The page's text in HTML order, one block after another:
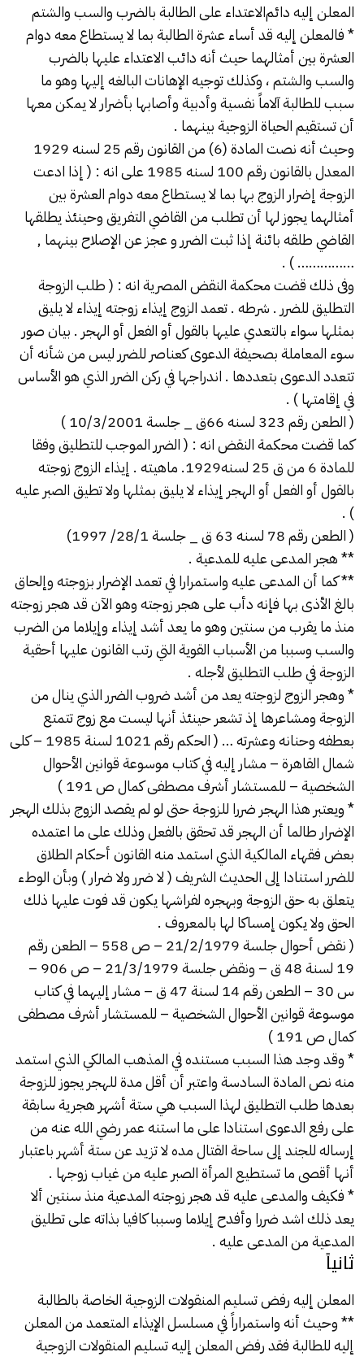
المعلن إليه دائمالاعتداءعلى الطالبة بالضرب والسب والشتم
* فالمعلن إليه قد أساء عشرة الطالبة بما لا يستطاع معه دوام
العشرة بين أمثالهما حيث أنه دائب الاعتداء عليها بالضرب
والسب والشتم ، وكذلك توجيه الإهانات البالغه إليها وهو ما
سبب للطالبة آلاماً نفسية وأدبية وأصابها بأضرار لا يمكن معها
أن تستقيم الحياة الزوجية بينهما .
وحيث أنه نصت المادة (6) من القانون رقم 25 لسنه 1929
المعدل بالقانون رقم 100 لسنه 1985 على انه : ( إذا ادعت
الزوجة إضرار الزوج بها بما لا يستطاع معه دوام العشرة بين
أمثالهما يجوز لها أن تطلب من القاضي التفريق وحينئذ يطلقها
القاضي طلقه بائنة إذا ثبت الضرر و عجز عن الإصلاح بينهما ,
…………… ) .
وفى ذلك قضتمحكمة النقض المصريةانه : ( طلب الزوجة
التطليق للضرر . شرطه . تعمد الزوج إيذاء زوجته إيذاء لا يليق
بمثلها سواء بالتعدي عليها بالقول أو الفعل أو الهجر . بيان صور
سوء المعاملة بصحيفة الدعوى كعناصر للضرر ليس من شأنه أن
تتعدد الدعوى بتعددها . اندراجها في ركن الضرر الذي هو الأساس
في إقامتها ) .
( الطعن رقم 323 لسنه 66ق _ جلسة 10/3/2001 )
كما قضت محكمة النقض انه : ( الضرر الموجب للتطليق وفقا
للمادة 6 من ق 25 لسنه1929. ماهيته . إيذاء الزوج زوجته
بالقول أو الفعل أو الهجر إيذاء لا يليق بمثلها ولا تطيق الصبر عليه
) .
( الطعن رقم 78 لسنه 63 ق _ جلسة 28/1/ 1997)
** هجر المدعى عليه للمدعية .
** كما أن المدعى عليه واستمرارا في تعمد الإضرار بزوجته وإلحاق
بالغ الأذى بها فإنه دأب على هجر زوجته وهو الآن قد هجر زوجته
منذ ما يقرب من سنتين وهو ما يعد أشد إيذاء وإيلاما من الضرب
والسب وسببا من الأسباب القوية التي رتب القانون عليها أحقية
الزوجة في طلب التطليق لأجله .
* وهجر الزوج لزوجته يعد من أشد ضروب الضرر الذي ينال من
الزوجة ومشاعرها إذ تشعر حينئذ أنها ليست مع زوج تتمتع
بعطفه وحنانه وعشرته … ( الحكم رقم 1021 لسنة 1985 – كلى
شمال القاهرة – مشار إليه في كتاب موسوعة قوانين الأحوال
الشخصية – للمستشار أشرف مصطفى كمال ص 191 )
* ويعتبر هذا الهجر ضررا للزوجة حتى لو لم يقصد الزوج بذلك الهجر
الإضرار طالما أن الهجر قد تحقق بالفعل وذلك على ما اعتمده
بعض فقهاء المالكية الذي استمد منه القانون أحكام الطلاق
للضرر استنادا إلى الحديث الشريف ( لا ضرر ولا ضرار ) وبأن الوطء
يتعلق به حق الزوجة وبهجره لفراشها يكون قد فوت عليها ذلك
الحق ولا يكون إمساكا لها بالمعروف .
( نقض أحوال جلسة 21/2/1979 – ص 558 – الطعن رقم
19 لسنة 48 ق – ونقض جلسة 21/3/1979 – ص 906 –
س 30 – الطعن رقم 14 لسنة 47 ق – مشار إليهما في كتاب
موسوعة قوانين الأحوال الشخصية – للمستشار أشرف مصطفى
كمال ص 191 )
* وقد وجد هذا السبب مستنده في المذهب المالكي الذي استمد
منه نص المادة السادسة واعتبر أن أقل مدة للهجر يجوز للزوجة
بعدها طلب التطليق لهذا السبب هي ستة أشهر هجرية سابقة
على رفع الدعوى استنادا على ما استنه عمر رضي الله عنه من
إرساله للجند إلى ساحة القتال مده لا تزيد عن ستة أشهر باعتبار
أنها أقصى ما تستطيع المرأة الصبر عليه من غياب زوجها .
* فكيف والمدعى عليه قد هجر زوجته المدعية منذ سنتين ألا
يعد ذلك اشد ضررا وأفدح إيلاما وسببا كافيا بذاته على تطليق
المدعية من المدعى عليه .
ثانياً
المعلن إليه رفضتسليم المنقولات الزوجيةالخاصة بالطالبة
** وحيث أنه واستمراراً في مسلسل الإيذاء المتعمد من المعلن
إليه للطالبة فقد رفض المعلن إليه تسليمالمنقولات الزوجية